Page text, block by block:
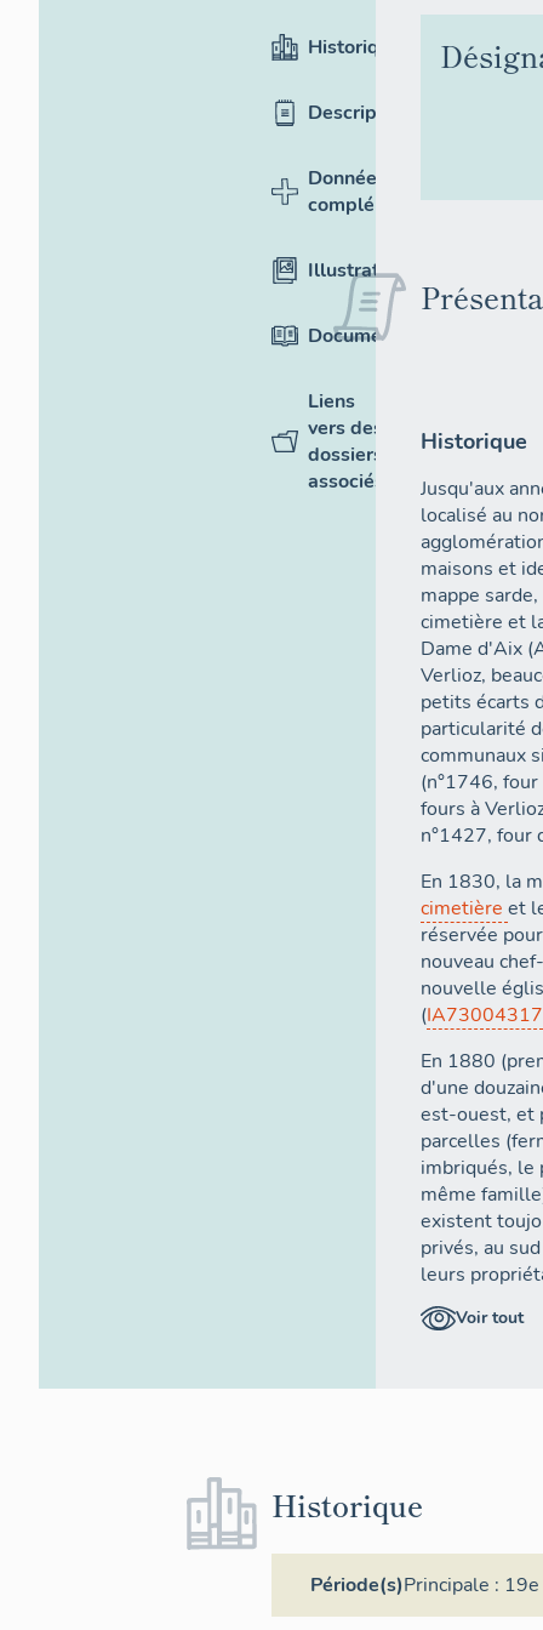
Historique
Description
Données
complémentaires
Illustrations
Documentation
Liens
vers des
dossiers
associés
Historique
Jusqu'aux
localisé au
maisons et
mappe
cimetière et
Dame d'Aix
Verlioz,
petits écarts
particularité
communaux
(n°1746,
fours à
n°1427, four
En 1830, la
cimetière et
réservée
nouveau
nouvelle
(IA73004317
En 1880
d'une
est-ouest, et
parcelles
imbriqués, le
même
existent
privés, au
leurs
dizaine de
parcelles.
IA73004314
des Moliers
déplacement
(oral). C'est
Voir tout
Historique
Période(s)Principale :